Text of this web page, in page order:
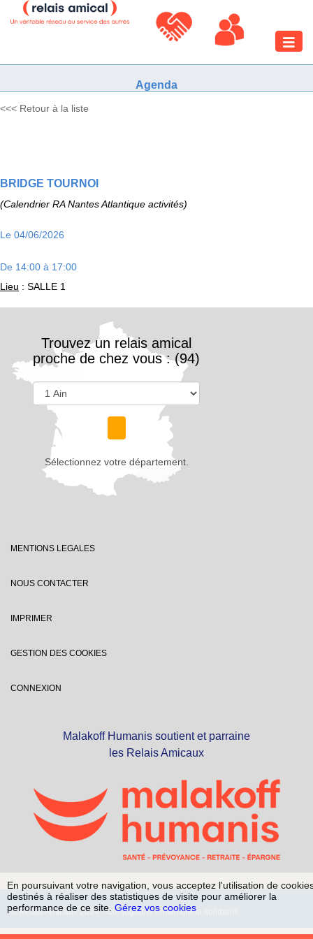
Toggle
Agenda
<<< Retour à la liste
BRIDGE TOURNOI
(Calendrier RA Nantes Atlantique activités)
Le 04/06/2026
De 14:00 à 17:00
Lieu : SALLE 1
Trouvez un relais amical
proche de chez vous : (94)
Sélectionnez votre département.
MENTIONS LEGALES
NOUS CONTACTER
IMPRIMER
GESTION DES COOKIES
CONNEXION
Malakoff Humanis soutient et parraine
les Relais Amicaux
© Relais Amicaux 2024 - Conjuguons ensemble la solidarité
En poursuivant votre navigation, vous acceptez l'utilisation de
destinés à réaliser des statistiques de visite pour améliorer la
performance de ce site. Gérez vos cookies